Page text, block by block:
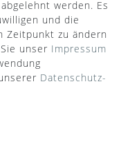
garantiert Ihnen
bei Nicht-
werden. Es
und die
Zeitpunkt zu ändern
unser Impressum
Daten­schutz­